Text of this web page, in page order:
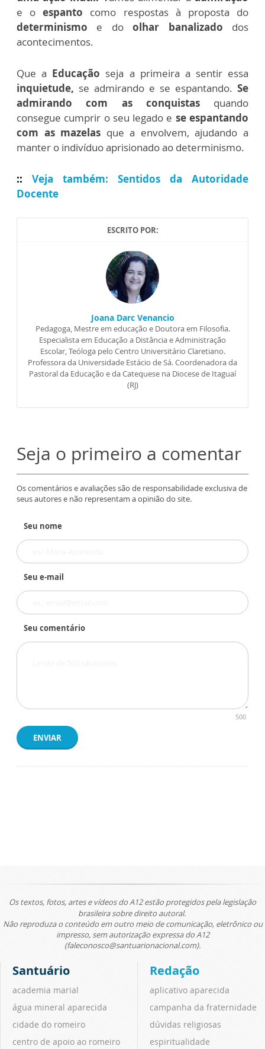
e oespanto como respostas à proposta do
determinismo e doolhar banalizado dos
acontecimentos.
Que a Educação seja a primeira a sentir essa
inquietude, se admirando e se espantando. Se
admirando com as conquistasquando
consegue cumprir o seu legado e se espantando
com as mazelas que a envolvem, ajudando a
manter o indivíduo aprisionado ao determinismo.
:: Veja também: Sentidos da Autoridade
Docente
ESCRITO POR:
Joana Darc Venancio
Pedagoga, Mestre em educação e Doutora em Filosofia.
Especialista em Educação a Distância e Administração
Escolar, Teóloga pelo Centro Universitário Claretiano.
Professora da Universidade Estácio de Sá. Coordenadora da
Pastoral da Educação e da Catequese na Diocese de Itaguaí
(RJ)
Seja o primeiro a comentar
Os comentários e avaliações são de responsabilidade exclusiva de
seus autores e não representam a opinião do site.
Seu nome
Seu e-mail
Seu comentário
500
ENVIAR
Os textos, fotos, artes e vídeos do A12 estão protegidos pela legislação
brasileira sobre direito autoral.
Não reproduza o conteúdo em outro meio de comunicação, eletrônico ou
impresso, sem autorização expressa do A12
(faleconosco@santuarionacional.com).
Santuário
academia marial
água mineral aparecida
cidade do romeiro
centro de apoio ao romeiro
Redação
aplicativo aparecida
campanha da fraternidade
dúvidas religiosas
espiritualidade